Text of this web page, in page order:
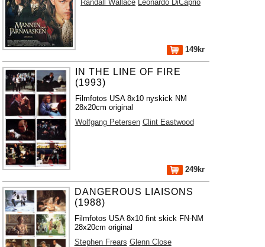
Randall Wallace Leonardo DiCaprio
149kr
IN THE LINE OF FIRE
(1993)
Filmfotos USA 8x10 nyskick NM
28x20cm original
Wolfgang Petersen Clint Eastwood
249kr
DANGEROUS LIAISONS
(1988)
Filmfotos USA 8x10 fint skick FN-NM
28x20cm original
Stephen Frears Glenn Close